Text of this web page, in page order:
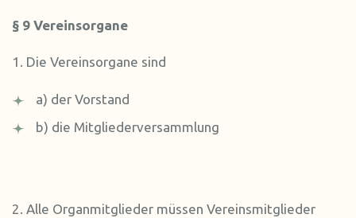
§ 9 Vereinsorgane
1. Die Vereinsorgane sind
a) der Vorstand
b) die Mitgliederversammlung
2. Alle Organmitglieder müssen Vereinsmitglieder